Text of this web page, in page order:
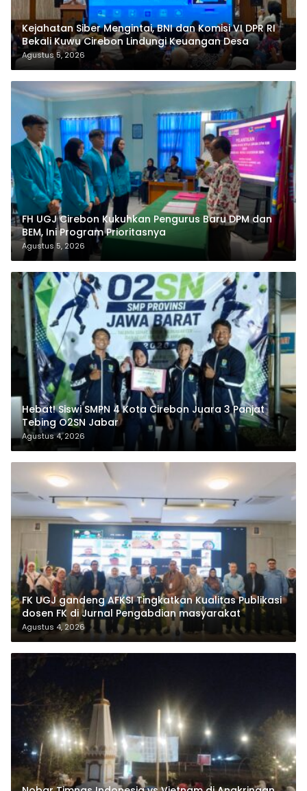
Kejahatan Siber Mengintai, BNI dan Komisi VI DPR RI
Bekali Kuwu Cirebon Lindungi Keuangan Desa
Agustus 5, 2026
FH UGJ Cirebon Kukuhkan Pengurus Baru DPM dan
BEM, Ini Program Prioritasnya
Agustus 5, 2026
Hebat! Siswi SMPN 4 Kota Cirebon Juara 3 Panjat
Tebing O2SN Jabar
Agustus 4, 2026
FK UGJ gandeng AFKSI Tingkatkan Kualitas Publikasi
dosen FK di Jurnal Pengabdian masyarakat
Agustus 4, 2026